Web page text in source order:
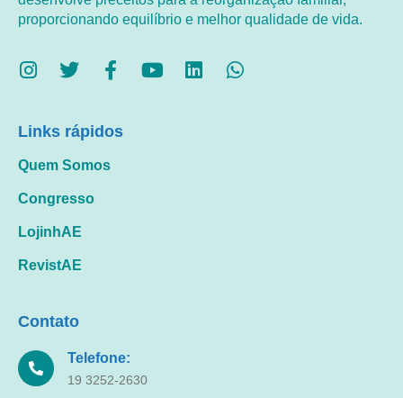
proporcionando equilíbrio e melhor qualidade de vida.
Links rápidos
Quem Somos
Congresso
LojinhAE
RevistAE
Contato
Telefone:
19 3252-2630